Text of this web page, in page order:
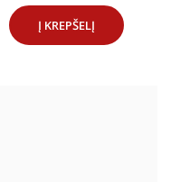
Į KREPŠELĮ